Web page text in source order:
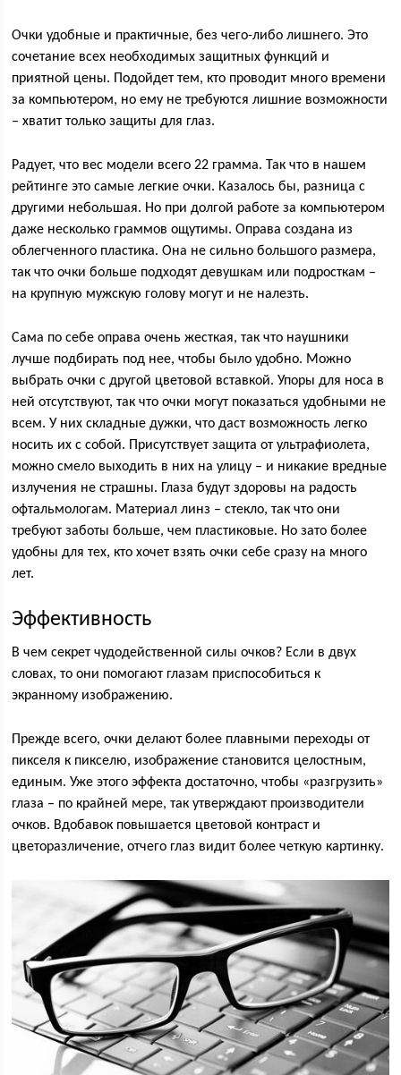
Очки удобные и практичные, без чего-либо лишнего. Это
сочетание всех необходимых защитных функций и
приятной цены. Подойдет тем, кто проводит много времени
за компьютером, но ему не требуются лишние возможности
– хватит только защиты для глаз.
Радует, что вес модели всего 22 грамма. Так что в нашем
рейтинге это самые легкие очки. Казалось бы, разница с
другими небольшая. Но при долгой работе за компьютером
даже несколько граммов ощутимы. Оправа создана из
облегченного пластика. Она не сильно большого размера,
так что очки больше подходят девушкам или подросткам –
на крупную мужскую голову могут и не налезть.
Сама по себе оправа очень жесткая, так что наушники
лучше подбирать под нее, чтобы было удобно. Можно
выбрать очки с другой цветовой вставкой. Упоры для носа в
ней отсутствуют, так что очки могут показаться удобными не
всем. У них складные дужки, что даст возможность легко
носить их с собой. Присутствует защита от ультрафиолета,
можно смело выходить в них на улицу – и никакие вредные
излучения не страшны. Глаза будут здоровы на радость
офтальмологам. Материал линз – стекло, так что они
требуют заботы больше, чем пластиковые. Но зато более
удобны для тех, кто хочет взять очки себе сразу на много
лет.
Эффективность
В чем секрет чудодейственной силы очков? Если в двух
словах, то они помогают глазам приспособиться к
экранному изображению.
Прежде всего, очки делают более плавными переходы от
пикселя к пикселю, изображение становится целостным,
единым. Уже этого эффекта достаточно, чтобы «разгрузить»
глаза – по крайней мере, так утверждают производители
очков. Вдобавок повышается цветовой контраст и
цветоразличение, отчего глаз видит более четкую картинку.